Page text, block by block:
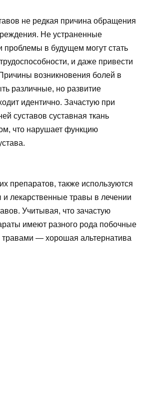
не редкая причина обращения
Не устраненные
проблемы в будущем могут стать
и даже привести
возникновения болей в
различные, но развитие
идентично. Зачастую при
суставов суставная ткань
что нарушает функцию
препаратов, также используются
лекарственные травы в лечении
Учитывая, что зачастую
имеют разного рода побочные
травами — хорошая альтернатива